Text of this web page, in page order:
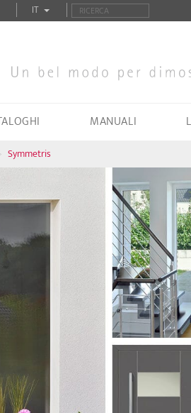
IT
MANUALI
Symmetris